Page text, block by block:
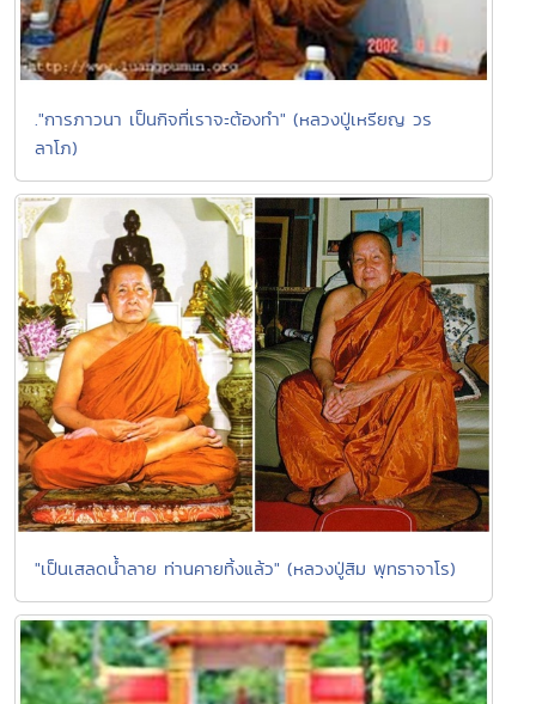
."การภาวนา เป็นกิจที่เราจะต้องทำ" (หลวงปู่เหรียญ วร
ลาโภ)
"เป็นเสลดน้ำลาย ท่านคายทิ้งแล้ว" (หลวงปู่สิม พุทธาจาโร)